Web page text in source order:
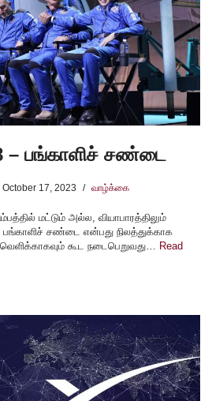
– பங்காளிச் சண்டை
October 17, 2023 வாழ்க்கை
மட்டும் அல்ல, வியாபாரத்திலும்
சண்டை என்பது நிலத்துக்காக
கூட நடைபெறுவது…
Read